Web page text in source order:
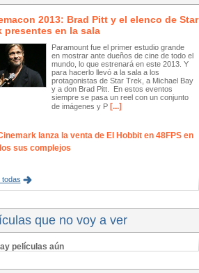
2013: Brad Pitt y el elenco de Star
presentes en la sala
Paramount fue el primer estudio grande
en mostrar ante dueños de cine de todo el
mundo, lo que estrenará en este 2013. Y
para hacerlo llevó a la sala a los
protagonistas de Star Trek, a Michael Bay
y a don Brad Pitt. En estos eventos
siempre se pasa un reel con un conjunto
de imágenes y P[...]
lanza la venta de El Hobbit en 48FPS en
sus complejos
todas
que no voy a ver
películas aún